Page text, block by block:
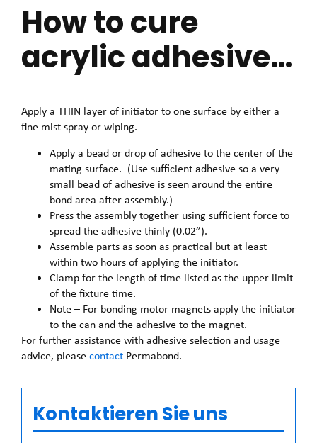
How to cure
acrylic adhesive…
Apply a THIN layer of initiator to one surface by either a
fine mist spray or wiping.
Apply a bead or drop of adhesive to the center of the
mating surface. (Use sufficient adhesive so a very
small bead of adhesive is seen around the entire
bond area after assembly.)
Press the assembly together using sufficient force to
spread the adhesive thinly (0.02”).
Assemble parts as soon as practical but at least
within two hours of applying the initiator.
Clamp for the length of time listed as the upper limit
of the fixture time.
Note – For bonding motor magnets apply the initiator
to the can and the adhesive to the magnet.
For further assistance with adhesive selection and usage
advice, pleasecontact Permabond.
Kontaktieren Sie uns